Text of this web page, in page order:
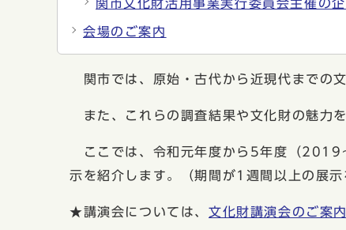
関市文化財活用事業実行委員会主催の
会場のご案内
関市では、原始・古代から近現代までの
また、これらの調査結果や文化財の魅力
ここでは、令和元年度から5年度（2019
示を紹介します。（期間が1週間以上の展示
★講演会については、 文化財講演会のご案内